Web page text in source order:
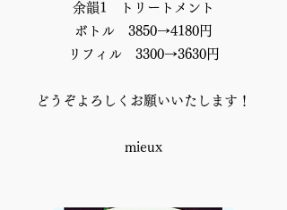
余韻1 トリートメント
ボトル 3850→4180円
リフィル 3300→3630円
​どうぞよろしくお願いいたします！
mieux